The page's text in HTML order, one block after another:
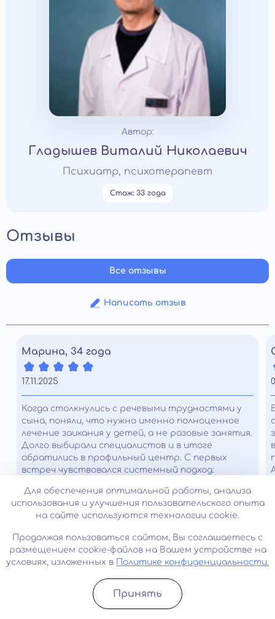
Автор:
Гладышев Виталий Николаевич
Психиатр, психотерапевт
Стаж: 33 года
Отзывы
Написать отзыв
Все отзывы
Марина, 34 года
17.11.2025
Когда столкнулись с речевыми трудностями у
сына, поняли, что нужно именно полноценное
лечение заикания у детей, а не разовые занятия.
Долго выбирали специалистов и в итоге
обратились в профильный центр. С первых
встреч чувствовался системный подход:
поддержка для родителей. Постепенно речь
стала ровнее, паузы сократились, сын перестал
стесняться отвечать в классе. Сейчас он
главный результат.
Часто задаваемые вопросы
Записатьcя
Для обеспечения оптимальной работы, анализа
использования и улучшения пользовательского опыта
на сайте используются технологии cookie.
Продолжая пользоваться сайтом, Вы соглашаетесь с
размещением cookie-файлов на Вашем устройстве на
условиях, изложенных в
Политике конфиденциальности.
Принять